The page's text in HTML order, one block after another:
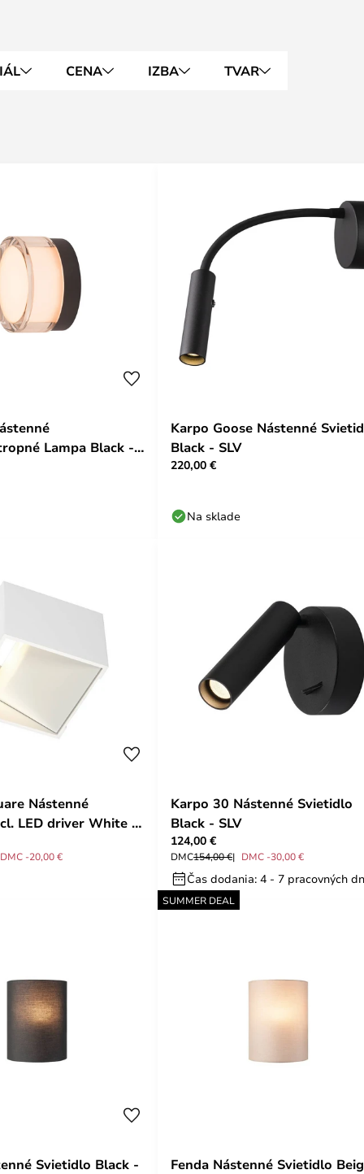
CENA IZBA TVAR
Lampa Black -
Karpo Goose Nástenné
Black - SLV
220,00 €
Na sklade
Nástenné
LED driver White -
DMC -20,00 €
Karpo 30 Nástenné Svietidlo
Black - SLV
124,00 €
DMC154,00 € DMC -30,00 €
Čas dodania: 4 - 7 pracovných
Svietidlo Black -
SUMMER DEAL
Fenda Nástenné Svietidlo